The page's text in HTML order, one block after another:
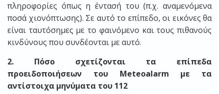
πληροφορίες όπως η έντασή του (π.χ. αναμενόμενα
ποσά χιονόπτωσης). Σε αυτό το επίπεδο, οι εικόνες θα
είναι ταυτόσημες με το φαινόμενο και τους πιθανούς
κινδύνους που συνδέονται με αυτό.
2. Πόσο σχετίζονται τα επίπεδα
προειδοποιήσεων του Meteoalarm με τα
αντίστοιχα μηνύματα του 112